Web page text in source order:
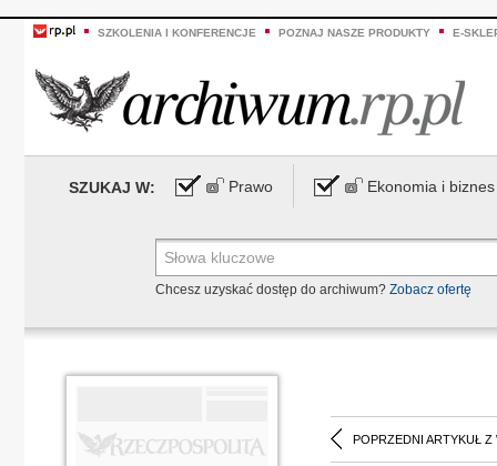
SZKOLENIA I KONFERENCJE POZNAJ NASZE PRODUKTY E-
SZUKAJ W: Prawo Ekonomia i biznes
Chcesz uzyskać dostęp do archiwum? Zobacz ofertę
POPRZEDNI ARTYKUŁ Z